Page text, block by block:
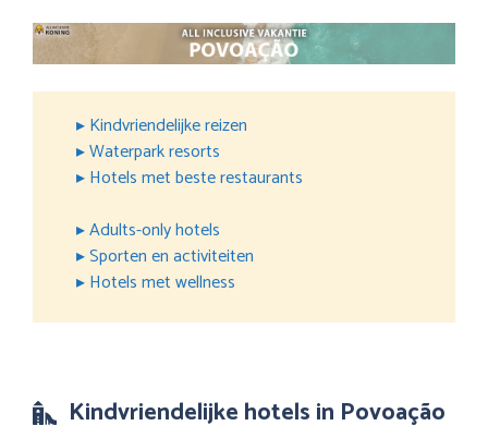
▸ Kindvriendelijke reizen
▸ Waterpark resorts
▸ Hotels met beste restaurants
▸ Adults-only hotels
▸ Sporten en activiteiten
▸ Hotels met wellness
Kindvriendelijke hotels in Povoação